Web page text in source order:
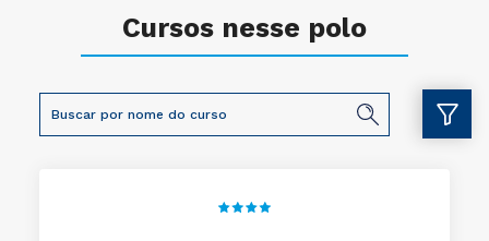
Cursos nesse polo